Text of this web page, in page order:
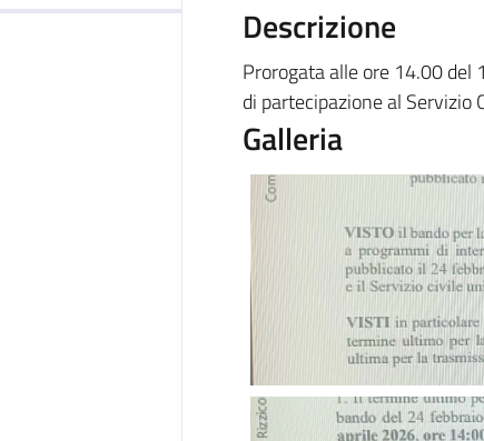
Descrizione
Prorogata alle ore 14.00 del
di partecipazione al Servizio
Galleria